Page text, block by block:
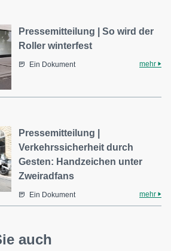
Pressemitteilung | So wird der
Roller winterfest
Ein Dokument mehr
Pressemitteilung |
Verkehrssicherheit durch
Gesten: Handzeichen unter
Zweiradfans
Ein Dokument mehr
auch